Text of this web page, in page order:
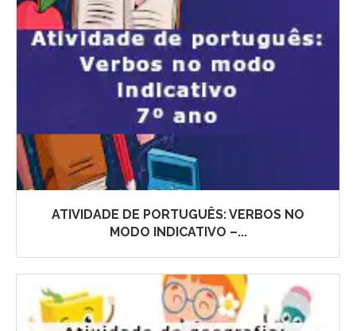
ATIVIDADE DE PORTUGUÊS: VERBOS NO
MODO INDICATIVO –...